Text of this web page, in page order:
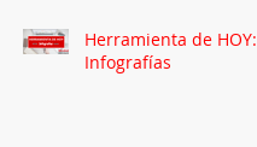
Herramienta de HOY:
Infografías